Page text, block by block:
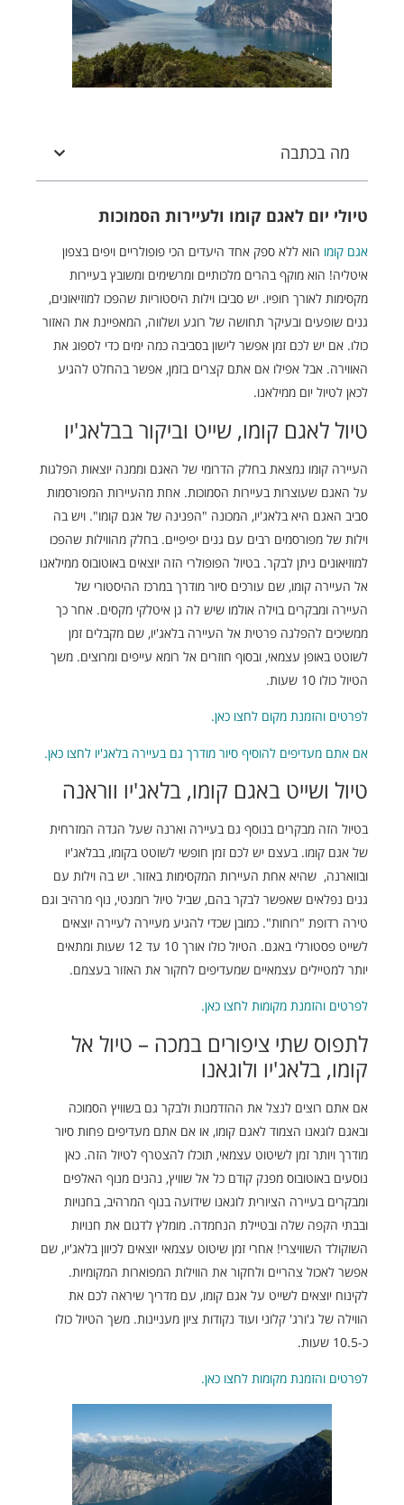
מה בכתבה
טיולי יום לאגם קומו ולעיירות הסמוכות
אגם קומוהוא ללא ספק אחד היעדים הכי פופולריים ויפים בצפון
איטליה! הוא מוקף בהרים מלכותיים ומרשימים ומשובץ בעיירות
מקסימות לאורך חופיו. יש סביבו וילות היסטוריות שהפכו למוזיאונים,
גנים שופעים ובעיקר תחושה של רוגע ושלווה, המאפיינת את האזור
כולו. אם יש לכם זמן אפשר לישון בסביבה כמה ימים כדי לספוג את
האווירה. אבל אפילו אם אתם קצרים בזמן, אפשר בהחלט להגיע
לכאן לטיול יום ממילאנו.
טיול לאגם קומו, שייט וביקור בבלאג'יו
העיירה קומו נמצאת בחלק הדרומי של האגם וממנה יוצאות הפלגות
על האגם שעוצרות בעיירות הסמוכות. אחת מהעיירות המפורסמות
סביב האגם היא בלאג'יו, המכונה "הפנינה של אגם קומו". ויש בה
וילות של מפורסמים רבים עם גנים יפיפיים. בחלק מהווילות שהפכו
למוזיאונים ניתן לבקר. בטיול הפופולרי הזה יוצאים באוטובוס ממילאנו
אל העיירה קומו, שם עורכים סיור מודרך במרכז ההיסטורי של
העיירה ומבקרים בוילה אולמו שיש לה גן איטלקי מקסים. אחר כך
ממשיכים להפלגה פרטית אל העיירה בלאג'יו, שם מקבלים זמן
לשוטט באופן עצמאי, ובסוף חוזרים אל רומא עייפים ומרוצים. משך
הטיול כולו 10 שעות.
לפרטים והזמנת מקום לחצו כאן.
אם אתם מעדיפים להוסיף סיור מודרך גם בעיירה בלאג'יו לחצו כאן.
טיול ושייט באגם קומו, בלאג'יו ווראנה
בטיול הזה מבקרים בנוסף גם בעיירה וארנה שעל הגדה המזרחית
של אגם קומו. בעצם יש לכם זמן חופשי לשוטט בקומו, בבלאג'יו
ובווארנה, שהיא אחת העיירות המקסימות באזור. יש בה וילות עם
גנים נפלאים שאפשר לבקר בהם, שביל טיול רומנטי, נוף מרהיב וגם
טירה רדופת "רוחות". כמובן שכדי להגיע מעיירה לעיירה יוצאים
לשייט פסטורלי באגם. הטיול כולו אורך 10 עד 12 שעות ומתאים
יותר למטיילים עצמאיים שמעדיפים לחקור את האזור בעצמם.
לפרטים והזמנת מקומות לחצו כאן.
לתפוס שתי ציפורים במכה – טיול אל
קומו, בלאג'יו ולוגאנו
אם אתם רוצים לנצל את ההזדמנות ולבקר גם בשוויץ הסמוכה
ובאגם לוגאנו הצמוד לאגם קומו, או אם אתם מעדיפים פחות סיור
מודרך ויותר זמן לשיטוט עצמאי, תוכלו להצטרף לטיול הזה. כאן
נוסעים באוטובוס מפנק קודם כל אל שוויץ, נהנים מנוף האלפים
ומבקרים בעיירה הציורית לוגאנו שידועה בנוף המרהיב, בחנויות
ובבתי הקפה שלה ובטיילת הנחמדה. מומלץ לדגום את חנויות
השוקולד השוויצרי! אחרי זמן שיטוט עצמאי יוצאים לכיוון בלאג'יו, שם
אפשר לאכול צהריים ולחקור את הווילות המפוארות המקומיות.
לקינוח יוצאים לשייט על אגם קומו, עם מדריך שיראה לכם את
הווילה של ג'ורג' קלוני ועוד נקודות ציון מעניינות. משך הטיול כולו
כ-10.5 שעות.
לפרטים והזמנת מקומות לחצו כאן.